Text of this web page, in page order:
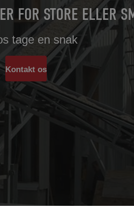
FOR STORE ELLER
tage en snak
Kontakt os